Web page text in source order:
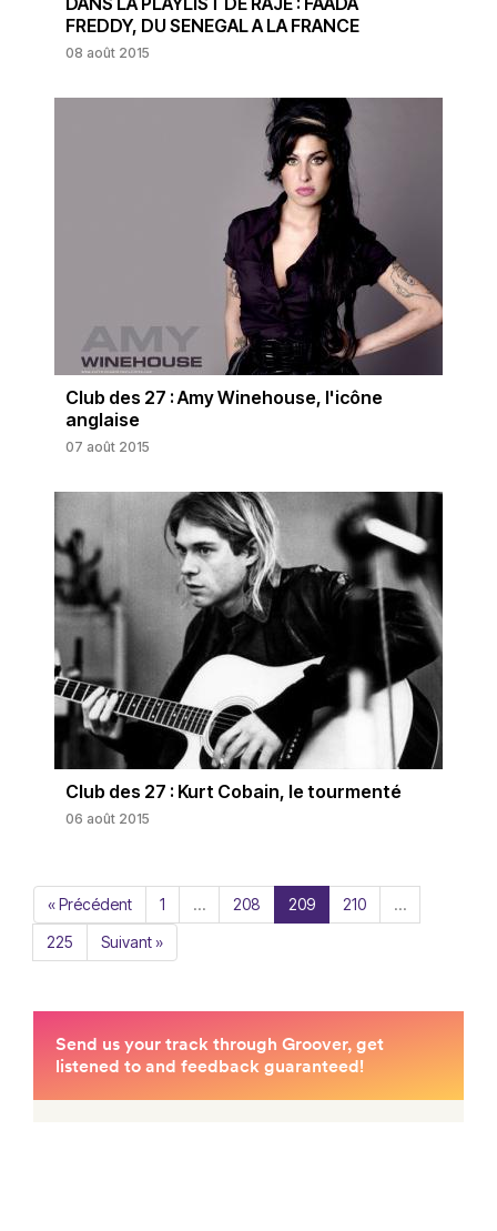
FREDDY, DU SENEGAL A LA FRANCE
08 août 2015
Club des 27 : Amy Winehouse, l'icône
anglaise
07 août 2015
Club des 27 : Kurt Cobain, le tourmenté
06 août 2015
« Précédent 1 … 208 209 210
…
225
Suivant »